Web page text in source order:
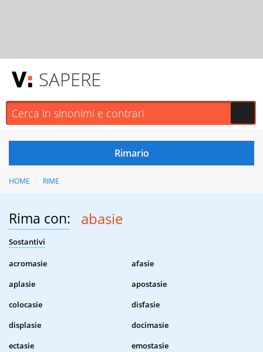
SAPERE
HOME RIME
Rima con: abasie
Sostantivi
acromasie
afasie
aplasie
apostasie
colocasie
disfasie
displasie
docimasie
ectasie
emostasie